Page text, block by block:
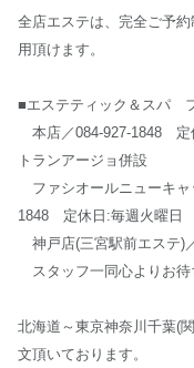
全店エステは、完全ご予
用頂けます。
■エステティック＆スパ
本店／084-927-1848 定
トランアージョ併設
ファシオールニューキャ
1848 定休日:毎週火曜日
神戸店(三宮駅前エステ)
スタッフ一同心よりお待
北海道～東京神奈川千葉(
文頂いております。